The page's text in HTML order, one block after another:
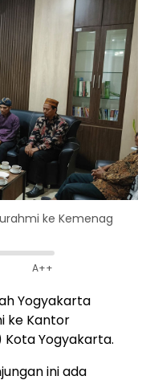
ke Kemenag
A++
Yogyakarta
ke Kantor
Yogyakarta.
ini ada